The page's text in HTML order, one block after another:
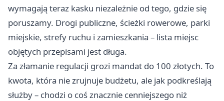
wymagają teraz kasku niezależnie od tego, gdzie się
poruszamy. Drogi publiczne, ścieżki rowerowe, parki
miejskie, strefy ruchu i zamieszkania – lista miejsc
objętych przepisami jest długa.
Za złamanie regulacji grozi mandat do 100 złotych. To
kwota, która nie zrujnuje budżetu, ale jak podkreślają
służby – chodzi o coś znacznie cenniejszego niż